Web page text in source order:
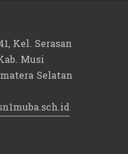
Kel. Serasan
Musi
Selatan